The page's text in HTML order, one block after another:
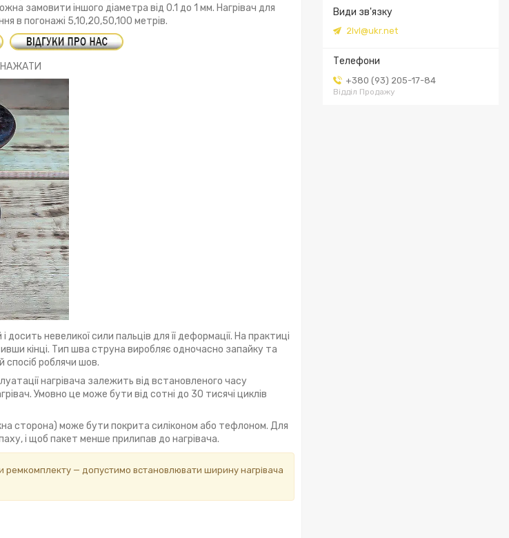
2lvl@ukr.net
+380 (93) 205-17-84
Відділ Продажу
замовити іншого діаметра від 0.1 до 1 мм. Нагрівач для
в погонажі 5,10,20,50,100 метрів.
НАЖАТИ
невеликої сили пальців для її деформації. На практиці
кінці. Тип шва струна виробляє одночасно запайку та
спосіб роблячи шов.
нагрівача залежить від встановленого часу
Умовно це може бути від сотні до 30 тисячі циклів
сторона) може бути покрита силіконом або тефлоном. Для
і щоб пакет менше прилипав до нагрівача.
ремкомплекту — допустимо встановлювати ширину нагрівача